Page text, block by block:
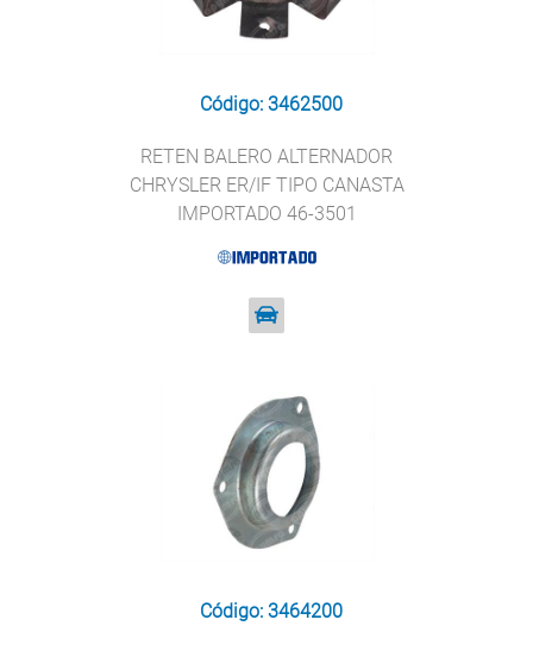
Código: 3462500
RETEN BALERO ALTERNADOR
CHRYSLER ER/IF TIPO CANASTA
IMPORTADO 46-3501
Código: 3464200